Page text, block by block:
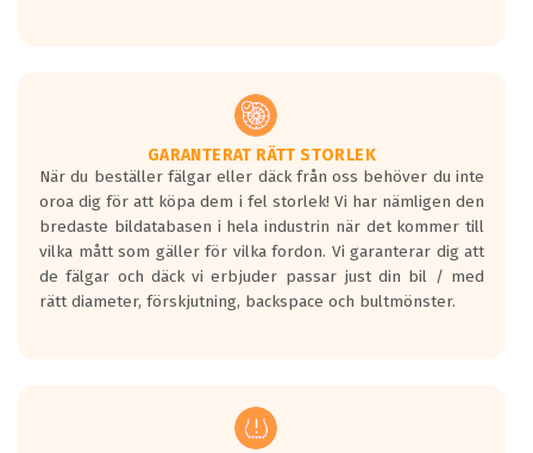
Vid körning i över 50km/h brukar
rullmotståndets ljud överträffa
motorljudet.
På däckmärkningen kommer det finnas
en symbol av ett däck med vågar. Hög
bullernivå markeras med svarta vågor
medans de vita vågorna påvisar om det är
ett tyst däck.
regelverket som introduceras år 2016.
Ett däck med två svarta vågor är redan
GARANTERAT RÄTT STORLEK
När du beställer fälgar eller däck från oss behöver du inte
oroa dig för att köpa dem i fel storlek! Vi har nämligen den
bredaste bildatabasen i hela industrin när det kommer till
vilka mått som gäller för vilka fordon. Vi garanterar dig att
de fälgar och däck vi erbjuder passar just din bil / med
rätt diameter, förskjutning, backspace och bultmönster.